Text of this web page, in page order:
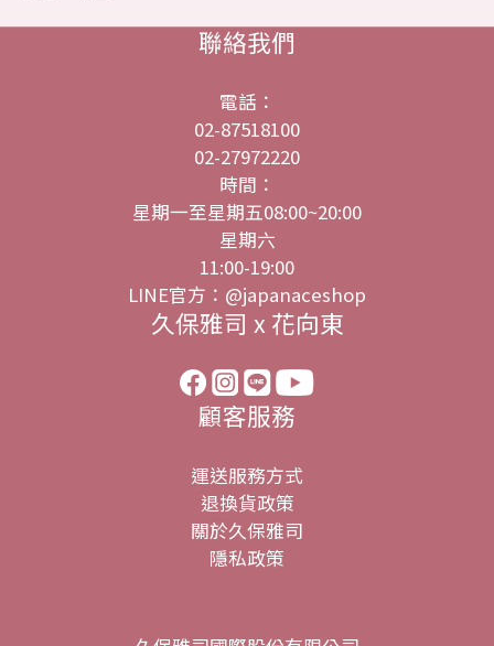
聯絡我們
電話：
02-87518100
02-27972220
時間：
星期一至星期五08:00~20:00
星期六
11:00-19:00
LINE官方：@japanaceshop
久保雅司 x 花向東
顧客服務
運送服務方式
退換貨政策
關於久保雅司
隱私政策